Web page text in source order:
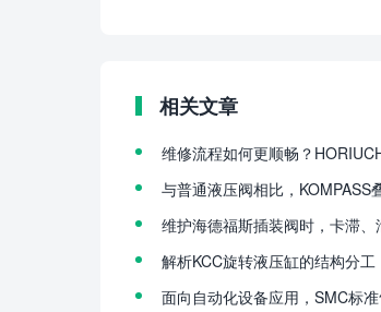
相关文章
维修流程如何更顺畅？
与普通液压阀相比，KOMPASS
维护海德福斯插装阀时，卡滞
解析KCC旋转液压缸的结构分
面向自动化设备应用，SMC标